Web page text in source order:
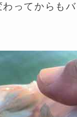
ってからも